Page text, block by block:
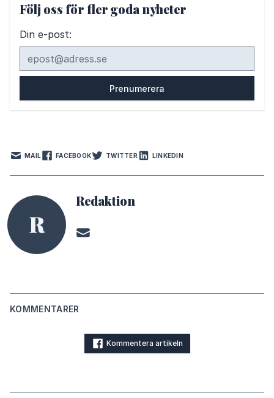
Följ oss för fler goda nyheter
Din e-post:
MAIL FACEBOOK TWITTER LINKEDIN
R
Redaktion
KOMMENTARER
Kommentera artikeln